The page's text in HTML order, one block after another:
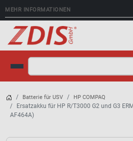
MEHR INFORMATIONEN
Suche
Batterie für USV HP COMPAQ
Ersatzakku für HP R/T3000 G2 und G3
AF464A)